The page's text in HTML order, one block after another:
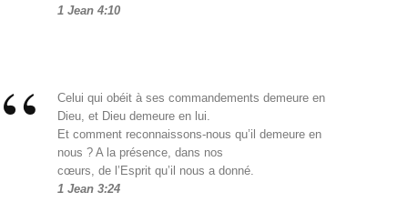
1 Jean 4:10
Celui qui obéit à ses commandements demeure en
Dieu, et Dieu demeure en lui.
Et comment reconnaissons-nous qu’il demeure en
nous ? A la présence, dans nos
cœurs, de l’Esprit qu’il nous a donné.
1 Jean 3:24